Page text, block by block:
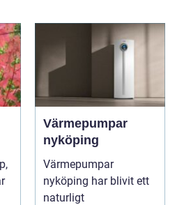
Värmepumpar
nyköping
Värmepumpar
nyköping har blivit ett
naturligt